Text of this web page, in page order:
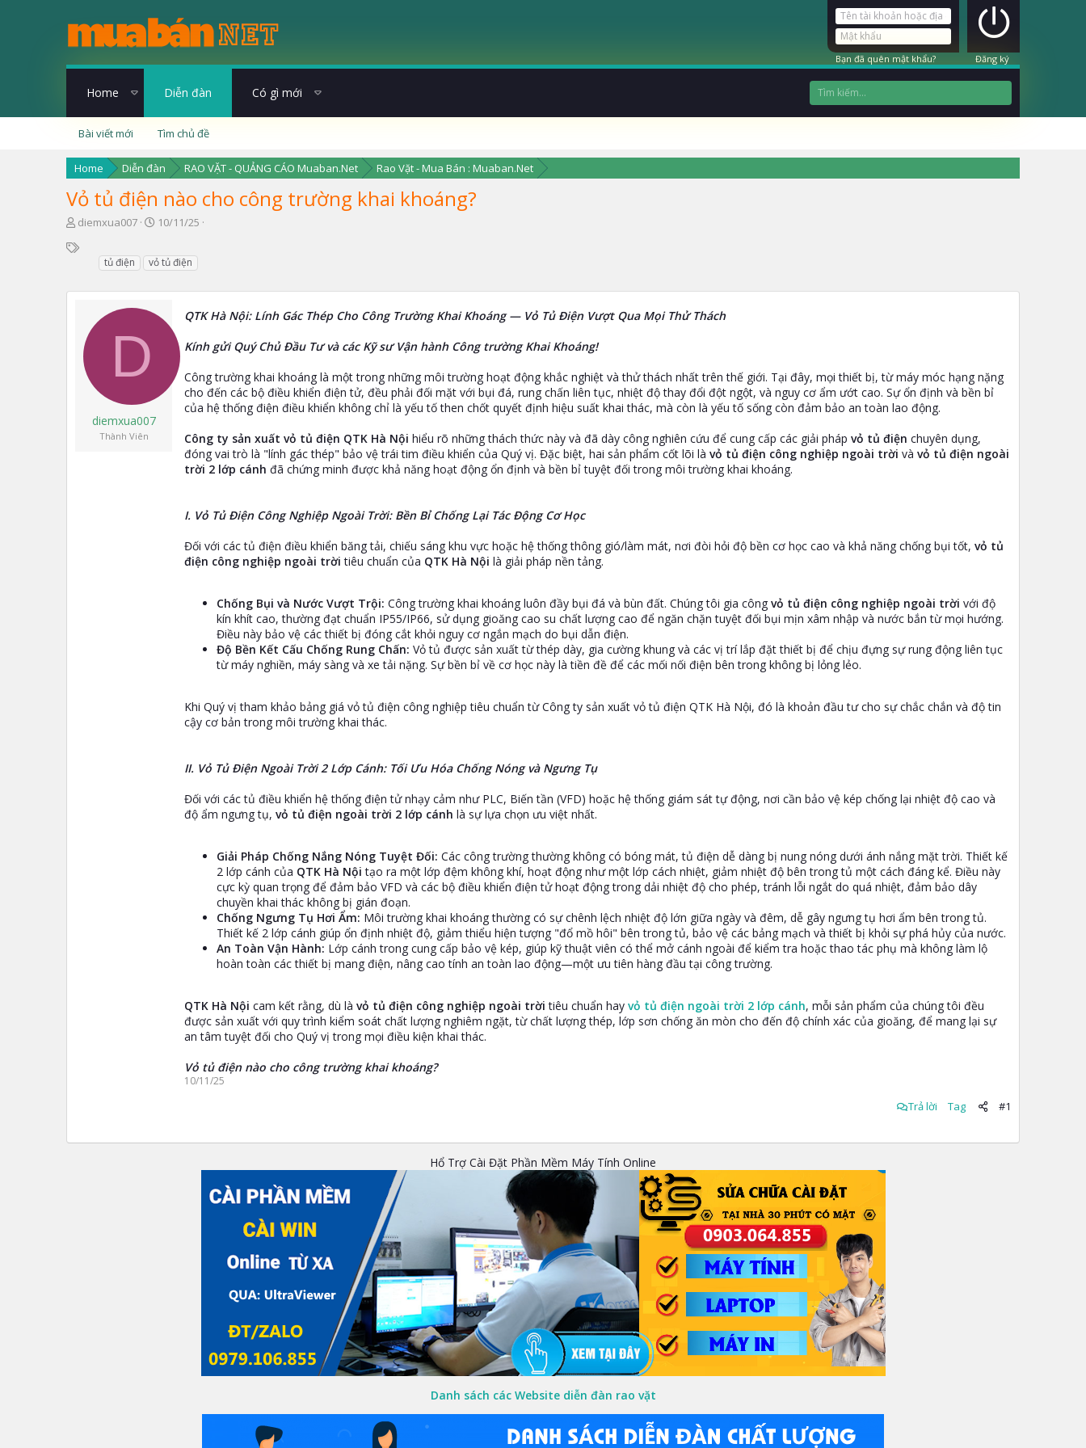
Bạn đã quên mật khẩu? Đăng ký
Home Diễn đàn Có gì mới
Bài viết mới Tìm chủ đề
Home Diễn đàn RAO VẶT - QUẢNG CÁO Muaban.Net Rao Vặt - Mua Bán : Muaban.Net
Vỏ tủ điện nào cho công trường khai khoáng?
T
r
d
diemxua007
N
y
ử
10/11/25
T
h
tủ điện vỏ tủ điện
D
diemxua007
Thành Viên
QTK Hà Nội: Lính Gác Thép Cho Công Trường Khai Khoáng — Vỏ Tủ Điện Vượt Qua Mọi Thử Thách
Kính gửi Quý Chủ Đầu Tư và các Kỹ sư Vận hành Công trường Khai Khoáng!
Công trường khai khoáng là một trong những môi trường hoạt động khắc nghiệt và thử thách nhất trên thế giới. Tại đây, mọi thiết bị, từ máy móc hạng nặng
cho đến các bộ điều khiển điện tử, đều phải đối mặt với bụi đá, rung chấn liên tục, nhiệt độ thay đổi đột ngột, và nguy cơ ẩm ướt cao. Sự ổn định và bền bỉ
của hệ thống điện điều khiển không chỉ là yếu tố then chốt quyết định hiệu suất khai thác, mà còn là yếu tố sống còn đảm bảo an toàn lao động.
Công ty sản xuất vỏ tủ điện QTK Hà Nội hiểu rõ những thách thức này và đã dày công nghiên cứu để cung cấp các giải pháp vỏ tủ điện chuyên dụng,
đóng vai trò là "lính gác thép" bảo vệ trái tim điều khiển của Quý vị. Đặc biệt, hai sản phẩm cốt lõi là vỏ tủ điện công nghiệp ngoài trời và vỏ tủ điện ngoài
trời 2 lớp cánh đã chứng minh được khả năng hoạt động ổn định và bền bỉ tuyệt đối trong môi trường khai khoáng.
I. Vỏ Tủ Điện Công Nghiệp Ngoài Trời: Bền Bỉ Chống Lại Tác Động Cơ Học
Đối với các tủ điện điều khiển băng tải, chiếu sáng khu vực hoặc hệ thống thông gió/làm mát, nơi đòi hỏi độ bền cơ học cao và khả năng chống bụi tốt, vỏ tủ
điện công nghiệp ngoài trời tiêu chuẩn của QTK Hà Nội là giải pháp nền tảng.
Chống Bụi và Nước Vượt Trội: Công trường khai khoáng luôn đầy bụi đá và bùn đất. Chúng tôi gia công vỏ tủ điện công nghiệp ngoài trời với độ
kín khít cao, thường đạt chuẩn IP55/IP66, sử dụng gioăng cao su chất lượng cao để ngăn chặn tuyệt đối bụi mịn xâm nhập và nước bắn từ mọi hướng.
Điều này bảo vệ các thiết bị đóng cắt khỏi nguy cơ ngắn mạch do bụi dẫn điện.
Độ Bền Kết Cấu Chống Rung Chấn: Vỏ tủ được sản xuất từ thép dày, gia cường khung và các vị trí lắp đặt thiết bị để chịu đựng sự rung động liên tục
từ máy nghiền, máy sàng và xe tải nặng. Sự bền bỉ về cơ học này là tiền đề để các mối nối điện bên trong không bị lỏng lẻo.
Khi Quý vị tham khảo bảng giá vỏ tủ điện công nghiệp tiêu chuẩn từ Công ty sản xuất vỏ tủ điện QTK Hà Nội, đó là khoản đầu tư cho sự chắc chắn và độ tin
cậy cơ bản trong môi trường khai thác.
II. Vỏ Tủ Điện Ngoài Trời 2 Lớp Cánh: Tối Ưu Hóa Chống Nóng và Ngưng Tụ
Đối với các tủ điều khiển hệ thống điện tử nhạy cảm như PLC, Biến tần (VFD) hoặc hệ thống giám sát tự động, nơi cần bảo vệ kép chống lại nhiệt độ cao và
độ ẩm ngưng tụ, vỏ tủ điện ngoài trời 2 lớp cánh là sự lựa chọn ưu việt nhất.
Giải Pháp Chống Nắng Nóng Tuyệt Đối: Các công trường thường không có bóng mát, tủ điện dễ dàng bị nung nóng dưới ánh nắng mặt trời. Thiết kế
2 lớp cánh của QTK Hà Nội tạo ra một lớp đệm không khí, hoạt động như một lớp cách nhiệt, giảm nhiệt độ bên trong tủ một cách đáng kể. Điều này
cực kỳ quan trọng để đảm bảo VFD và các bộ điều khiển điện tử hoạt động trong dải nhiệt độ cho phép, tránh lỗi ngắt do quá nhiệt, đảm bảo dây
chuyền khai thác không bị gián đoạn.
Chống Ngưng Tụ Hơi Ẩm: Môi trường khai khoáng thường có sự chênh lệch nhiệt độ lớn giữa ngày và đêm, dễ gây ngưng tụ hơi ẩm bên trong tủ.
Thiết kế 2 lớp cánh giúp ổn định nhiệt độ, giảm thiểu hiện tượng "đổ mồ hôi" bên trong tủ, bảo vệ các bảng mạch và thiết bị khỏi sự phá hủy của nước.
An Toàn Vận Hành: Lớp cánh trong cung cấp bảo vệ kép, giúp kỹ thuật viên có thể mở cánh ngoài để kiểm tra hoặc thao tác phụ mà không làm lộ
hoàn toàn các thiết bị mang điện, nâng cao tính an toàn lao động—một ưu tiên hàng đầu tại công trường.
QTK Hà Nội cam kết rằng, dù là vỏ tủ điện công nghiệp ngoài trời tiêu chuẩn hay vỏ tủ điện ngoài trời 2 lớp cánh, mỗi sản phẩm của chúng tôi đều
được sản xuất với quy trình kiểm soát chất lượng nghiêm ngặt, từ chất lượng thép, lớp sơn chống ăn mòn cho đến độ chính xác của gioăng, để mang lại sự
an tâm tuyệt đối cho Quý vị trong mọi điều kiện khai thác.
Vỏ tủ điện nào cho công trường khai khoáng?
10/11/25
Trả lời Tag #1
Hổ Trợ Cài Đặt Phần Mềm Máy Tính Online
Danh sách các Website diễn đàn rao vặt